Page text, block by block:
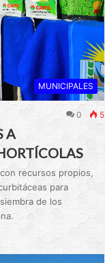
MUNICIPALES
0 5
A
recursos propios,
para
de los